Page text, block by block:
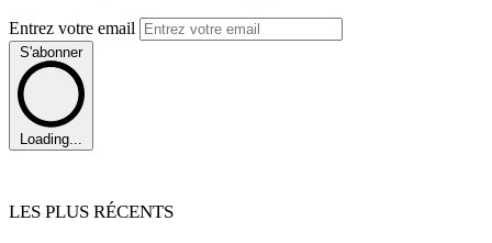
Entrez votre email
S'abonner
Loading...
LES PLUS RÉCENTS